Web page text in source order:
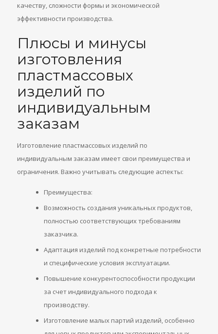
качеству, сложности формы и экономической
эффективности производства.
Плюсы и минусы
изготовления
пластмассовых
изделий по
индивидуальным
заказам
Изготовление пластмассовых изделий по
индивидуальным заказам имеет свои преимущества и
ограничения. Важно учитывать следующие аспекты:
Преимущества:
Возможность создания уникальных продуктов,
полностью соответствующих требованиям
заказчика.
Адаптация изделий под конкретные потребности
и специфические условия эксплуатации.
Повышение конкурентоспособности продукции
за счет индивидуального подхода к
производству.
Изготовление малых партий изделий, особенно